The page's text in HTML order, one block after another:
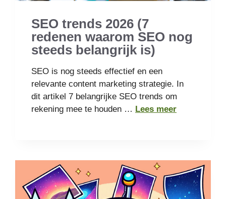
SEO trends 2026 (7
redenen waarom SEO nog
steeds belangrijk is)
SEO is nog steeds effectief en een
relevante content marketing strategie. In
dit artikel 7 belangrijke SEO trends om
rekening mee te houden … Lees meer